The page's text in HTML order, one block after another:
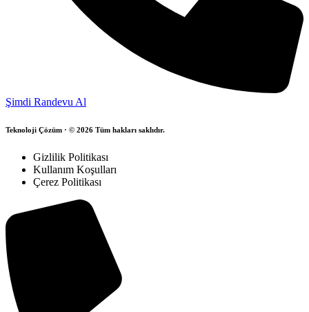
Şimdi Randevu Al
Teknoloji Çözüm · © 2026 Tüm hakları saklıdır.
Gizlilik Politikası
Kullanım Koşulları
Çerez Politikası